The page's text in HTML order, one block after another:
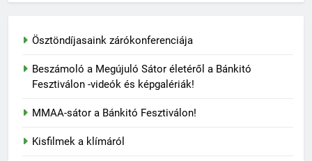
Ösztöndíjasaink zárókonferenciája
Beszámoló a Megújuló Sátor életéről a Bánkitó
Fesztiválon -videók és képgalériák!
MMAA-sátor a Bánkitó Fesztiválon!
Kisfilmek a klímáról